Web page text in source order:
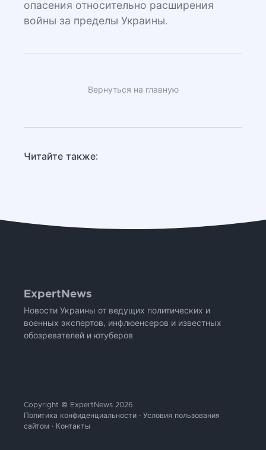
опасения относительно расширения
войны за пределы Украины.
Вернуться на главную
Читайте также:
ExpertNews
Новости Украины от ведущих политических и
военных экспертов, инфлюенсеров и известных
обозревателей и ютуберов
Copyright © ExpertNews 2026
Политика конфиденциальности · Условия пользования
сайтом · Контакты